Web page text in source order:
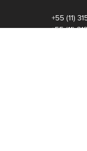
+55 (11)
+55 (11)